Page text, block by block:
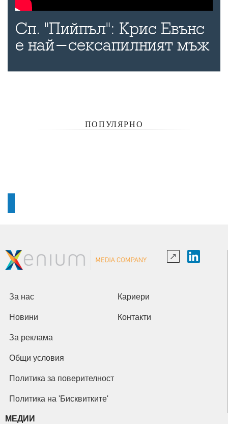
Сп. "Пийпъл": Крис Евънс
е най-сексапилният мъж
ПОПУЛЯРНО
За нас Кариери
Новини Контакти
За реклама
Общи условия
Политика за поверителност
Политика на 'Бисквитките'
МЕДИИ